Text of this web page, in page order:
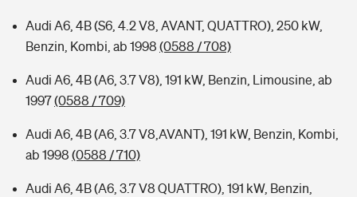
Audi A6, 4B (S6, 4.2 V8, AVANT, QUATTRO), 250 kW,
Benzin, Kombi, ab 1998 (0588 / 708)
Audi A6, 4B (A6, 3.7 V8), 191 kW, Benzin, Limousine, ab
1997(0588 / 709)
Audi A6, 4B (A6, 3.7 V8,AVANT), 191 kW, Benzin, Kombi,
ab 1998 (0588 / 710)
Audi A6, 4B (A6, 3.7 V8 QUATTRO), 191 kW, Benzin,